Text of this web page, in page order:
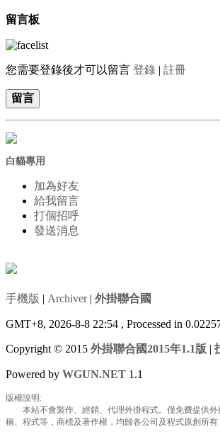
留言板
您需要登錄後才可以留言 登錄 | 註冊
留言
白貓專用
加為好友
給我留言
打個招呼
發送消息
手機版 | Archiver| 外掛聯合國
GMT+8, 2026-8-8 22:54 , Processed in
Copyright © 2015 外掛聯合國2015年1.1版 |
Powered by WGUN.NET 1.1
版權說明:
本站不會製作、經銷、代理外掛程式。僅免費提供外
稱、程式等，商標及著作權，均歸各公司及程式原創所